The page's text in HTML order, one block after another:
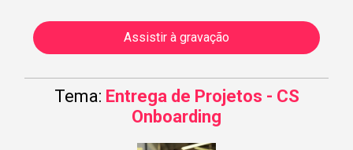
Assistir à gravação
Tema: Entrega de Projetos - CS
Onboarding